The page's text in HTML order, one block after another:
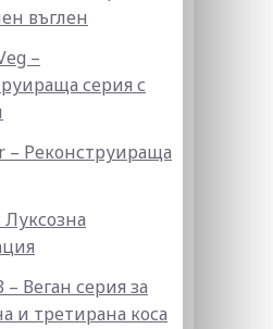
въглен
–
серия с
– Реконструираща
– Веган серия за
и третирана коса